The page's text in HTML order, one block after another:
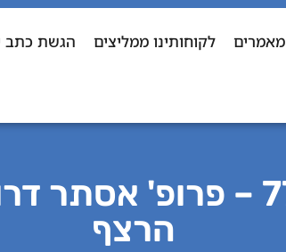
מאמרים לקוחותינו ממליצים הגשת כתב
מאחורי הכריכה – פרק 77
הרצף